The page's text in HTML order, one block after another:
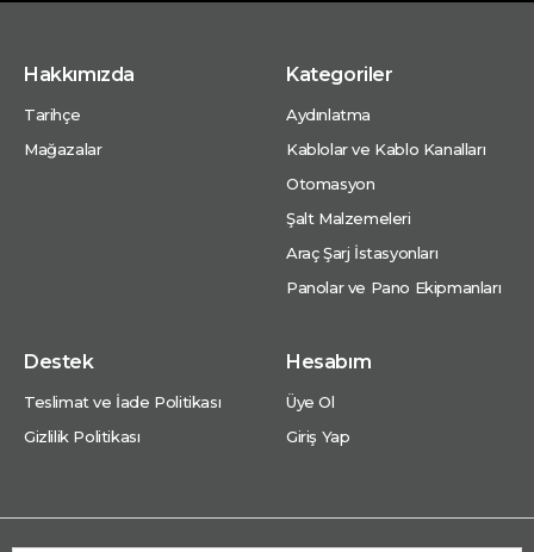
Hakkımızda
Tarihçe
Mağazalar
Kategoriler
Aydınlatma
Kablolar ve Kablo Kanalları
Otomasyon
Şalt Malzemeleri
Araç Şarj İstasyonları
Panolar ve Pano Ekipmanları
Destek
Teslimat ve İade Politikası
Gizlilik Politikası
Hesabım
Üye Ol
Giriş Yap